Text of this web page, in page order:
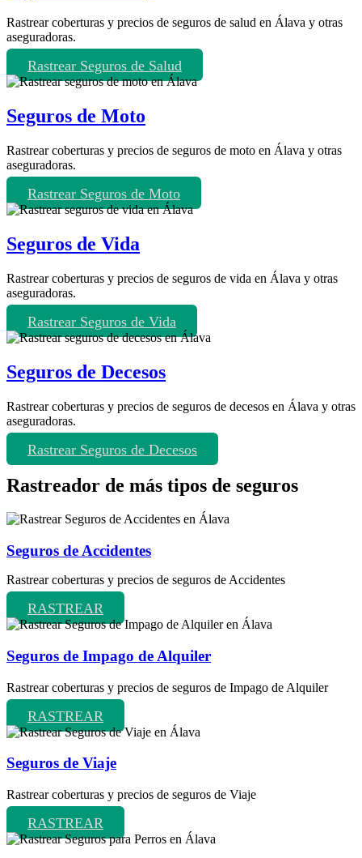
Rastrear coberturas y precios de seguros de salud en Álava y otras
aseguradoras.
Rastrear Seguros de Salud
Seguros de Moto
Rastrear coberturas y precios de seguros de moto en Álava y otras
aseguradoras.
Rastrear Seguros de Moto
Seguros de Vida
Rastrear coberturas y precios de seguros de vida en Álava y otras
aseguradoras.
Rastrear Seguros de Vida
Seguros de Decesos
Rastrear coberturas y precios de seguros de decesos en Álava y otras
aseguradoras.
Rastrear Seguros de Decesos
Rastreador de más tipos de seguros
Seguros de Accidentes
Rastrear coberturas y precios de seguros de Accidentes
RASTREAR
Seguros de Impago de Alquiler
Rastrear coberturas y precios de seguros de Impago de Alquiler
RASTREAR
Seguros de Viaje
Rastrear coberturas y precios de seguros de Viaje
RASTREAR